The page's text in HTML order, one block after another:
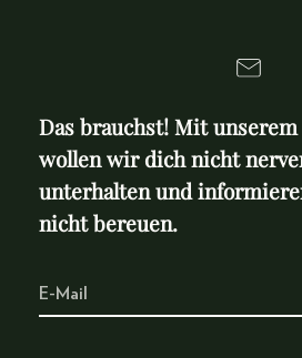
Das brauchst! Mit
wollen wir dich nicht
unterhalten und
nicht bereuen.